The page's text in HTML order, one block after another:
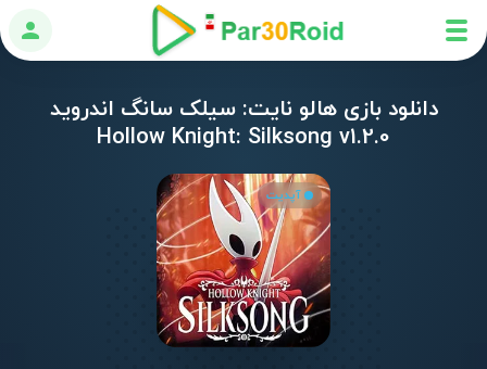
ورود
دانلود بازی هالو نایت: سیلک سانگ اندروید
Hollow Knight: Silksong v1.2.0
آپدیت